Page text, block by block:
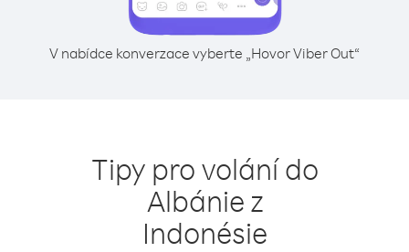
V nabídce konverzace vyberte „Hovor Viber Out“
Tipy pro volání do
Albánie z
Indonésie